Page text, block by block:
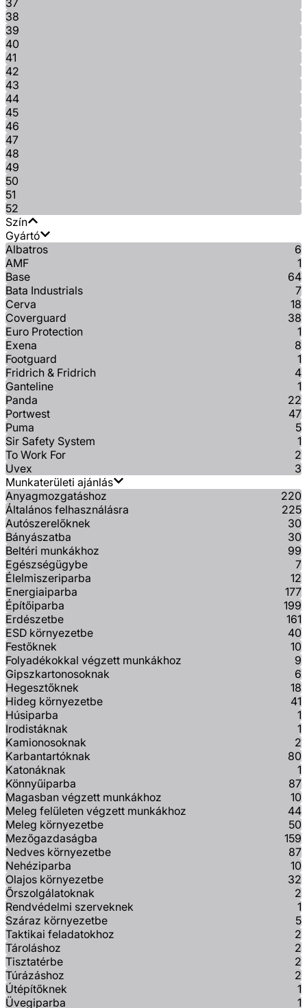
37
38
39
40
41
42
43
44
45
46
47
48
49
50
51
52
Szín
Gyártó
Albatros
6
AMF
1
Base
64
Bata Industrials
7
Cerva
18
Coverguard
38
Euro Protection
1
Exena
8
Footguard
1
Fridrich & Fridrich
4
Ganteline
1
Panda
22
Portwest
47
Puma
5
Sir Safety System
1
To Work For
2
Uvex
3
Munkaterületi ajánlás
Anyagmozgatáshoz
220
Általános felhasználásra
225
Autószerelőknek
30
Bányászatba
30
Beltéri munkákhoz
99
Egészségügybe
7
Élelmiszeriparba
12
Energiaiparba
177
Építőiparba
199
Erdészetbe
161
ESD környezetbe
40
Festőknek
10
Folyadékokkal végzett munkákhoz
9
Gipszkartonosoknak
6
Hegesztőknek
18
Hideg környezetbe
41
Húsiparba
1
Irodistáknak
1
Kamionosoknak
2
Karbantartóknak
80
Katonáknak
1
Könnyűiparba
87
Magasban végzett munkákhoz
10
Meleg felületen végzett munkákhoz
44
Meleg környezetbe
50
Mezőgazdaságba
159
Nedves környezetbe
87
Nehéziparba
10
Olajos környezetbe
32
Őrszolgálatoknak
2
Rendvédelmi szerveknek
1
Száraz környezetbe
5
Taktikai feladatokhoz
2
Tároláshoz
2
Tisztatérbe
2
Túrázáshoz
2
Útépítőknek
1
Üvegiparba
1